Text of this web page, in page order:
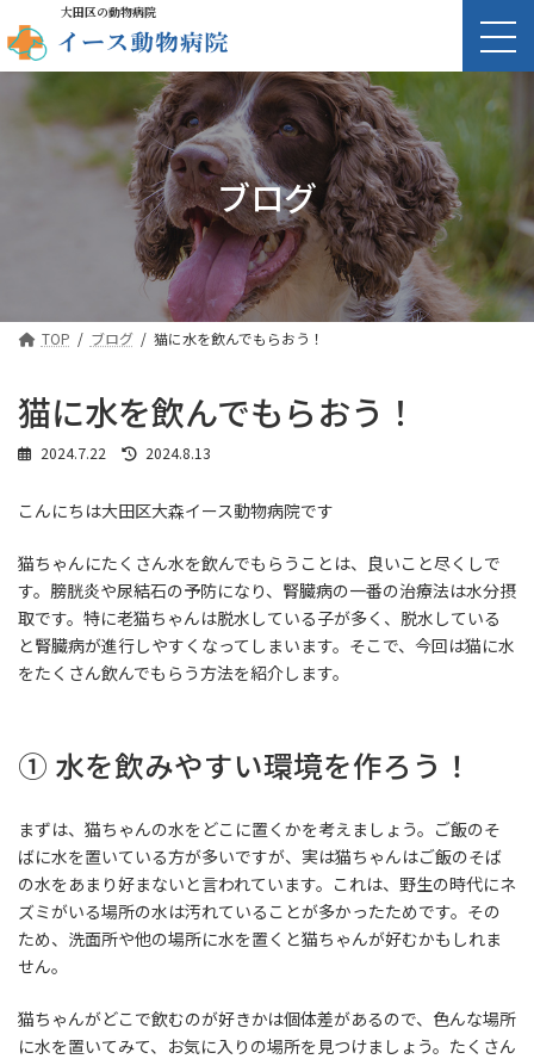
大田区の動物病院
ブログ
TOP ブログ 猫に水を飲んでもらおう！
猫に水を飲んでもらおう！
2024.7.22
最
新
時
:
2024.8.13
こんにちは大田区大森イース動物病院です
猫ちゃんにたくさん水を飲んでもらうことは、良いこと尽くしで
す。膀胱炎や尿結石の予防になり、腎臓病の一番の治療法は水分摂
取です。特に老猫ちゃんは脱水している子が多く、脱水している
と腎臓病が進行しやすくなってしまいます。そこで、今回は猫に水
をたくさん飲んでもらう方法を紹介します。
① 水を飲みやすい環境を作ろう！
まずは、猫ちゃんの水をどこに置くかを考えましょう。ご飯のそ
ばに水を置いている方が多いですが、実は猫ちゃんはご飯のそば
の水をあまり好まないと言われています。これは、野生の時代にネ
ズミがいる場所の水は汚れていることが多かったためです。その
ため、洗面所や他の場所に水を置くと猫ちゃんが好むかもしれま
せん。
猫ちゃんがどこで飲むのが好きかは個体差があるので、色んな場所
に水を置いてみて、お気に入りの場所を見つけましょう。たくさん